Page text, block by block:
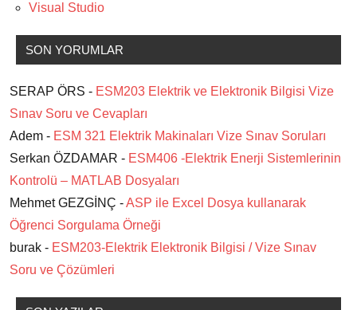
Visual Studio
SON YORUMLAR
SERAP ÖRS - ESM203 Elektrik ve Elektronik Bilgisi Vize
Sınav Soru ve Cevapları
Adem - ESM 321 Elektrik Makinaları Vize Sınav Soruları
Serkan ÖZDAMAR - ESM406 -Elektrik Enerji Sistemlerinin
Kontrolü – MATLAB Dosyaları
Mehmet GEZGİNÇ -ASP ile Excel Dosya kullanarak
Öğrenci Sorgulama Örneği
burak - ESM203-Elektrik Elektronik Bilgisi / Vize Sınav
Soru ve Çözümleri